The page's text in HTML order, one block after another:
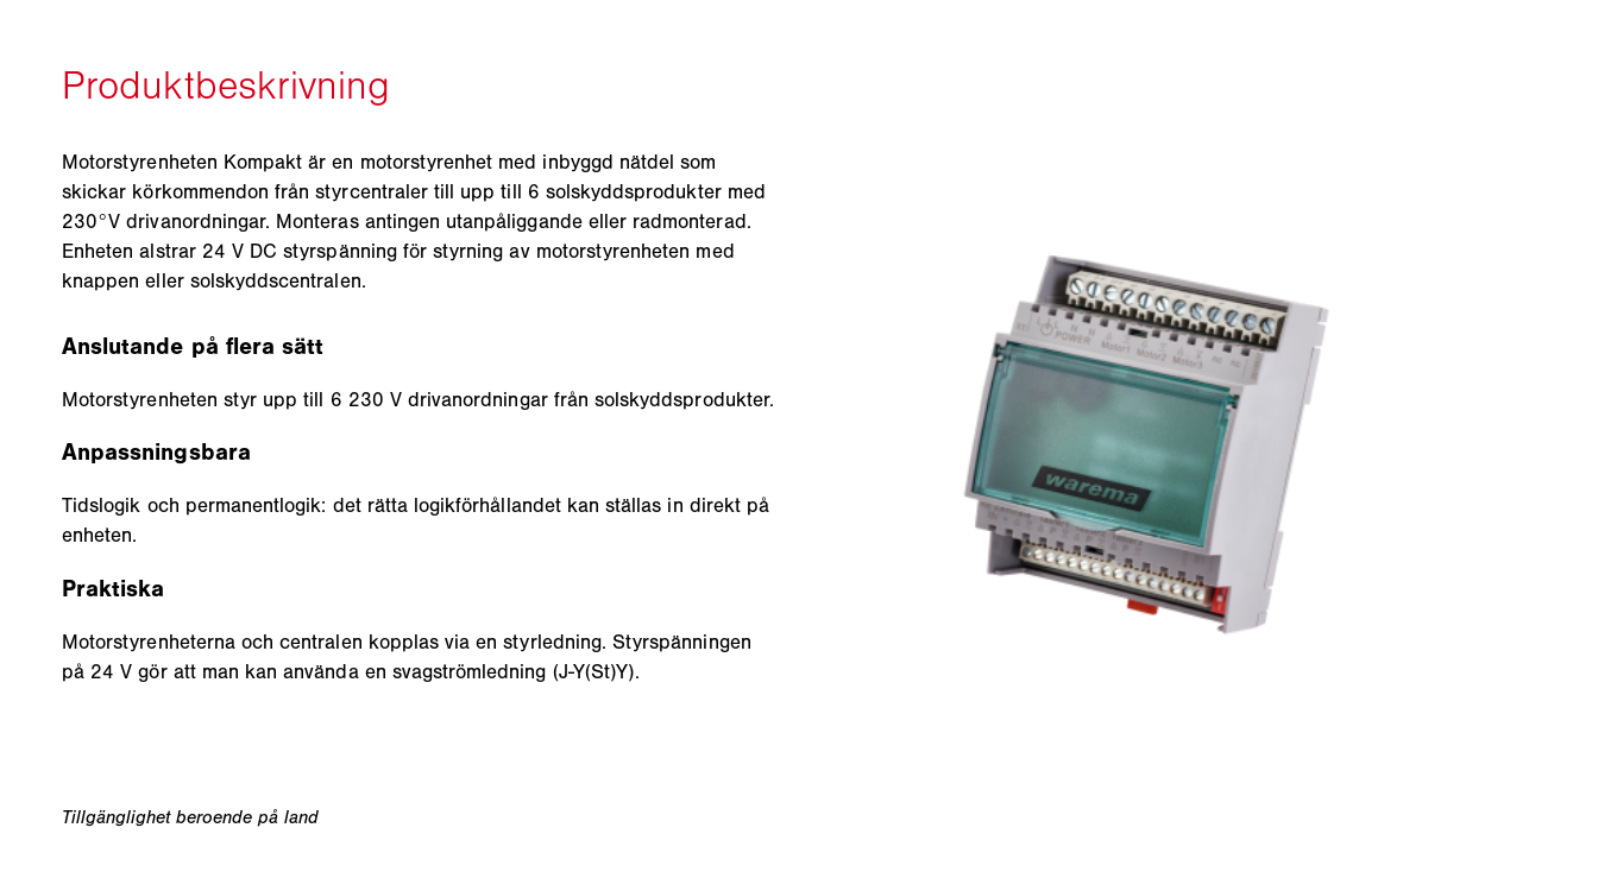
Motorstyrenheten Kompakt är en motorstyrenhet med inbyggd nätdel som
skickar körkommendon från styrcentraler till upp till 6 solskyddsprodukter med
230°V drivanordningar. Monteras antingen utanpåliggande eller radmonterad.
Enheten alstrar 24 V DC styrspänning för styrning av motorstyrenheten med
knappen eller solskyddscentralen.
Anslutande på flera sätt
Motorstyrenheten styr upp till 6 230 V drivanordningar från solskyddsprodukter.
Anpassningsbara
Tidslogik och permanentlogik: det rätta logikförhållandet kan ställas in direkt på
enheten.
Praktiska
Motorstyrenheterna och centralen kopplas via en styrledning. Styrspänningen
på 24 V gör att man kan använda en svagströmledning (J-Y(St)Y).